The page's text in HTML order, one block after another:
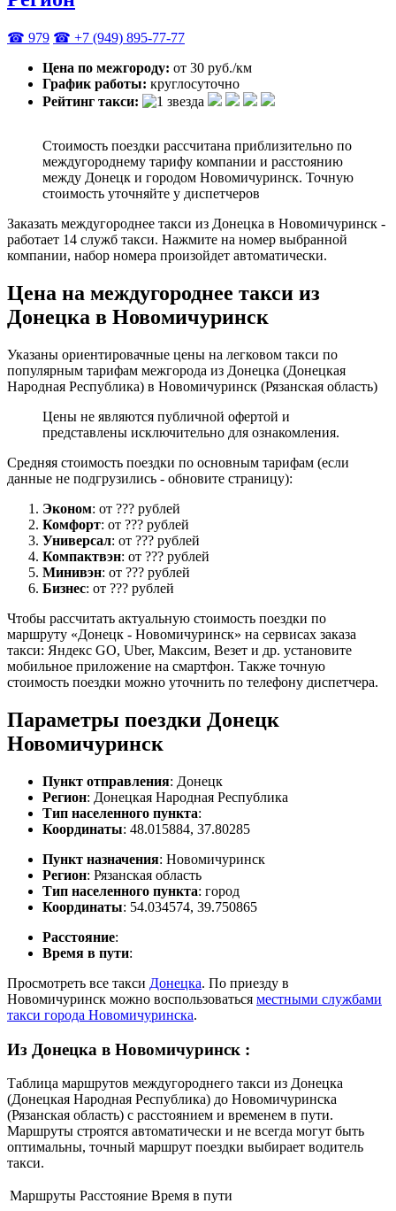
☎ 979 ☎ +7 (949) 895-77-77
Цена по межгороду: от 30 руб./км
График работы: круглосуточно
Рейтинг такси:
Стоимость поездки рассчитана приблизительно по
междугороднему тарифу компании и расстоянию
между Донецк и городом Новомичуринск. Точную
стоимость уточняйте у диспетчеров
Заказать междугороднее такси из Донецка в Новомичуринск -
работает 14 служб такси. Нажмите на номер выбранной
компании, набор номера произойдет автоматически.
Цена на междугороднее такси из
Донецка в Новомичуринск
Указаны ориентировачные цены на легковом такси по
популярным тарифам межгорода из Донецка (Донецкая
Народная Республика) в Новомичуринск (Рязанская область)
Цены не являются публичной офертой и
представлены исключительно для ознакомления.
Средняя стоимость поездки по основным тарифам (если
данные не подгрузились - обновите страницу):
Эконом: от ??? рублей
Комфорт: от ??? рублей
Универсал: от ??? рублей
Компактвэн: от ??? рублей
Минивэн: от ??? рублей
Бизнес: от ??? рублей
Чтобы рассчитать актуальную стоимость поездки по
маршруту «Донецк - Новомичуринск» на сервисах заказа
такси: Яндекс GO, Uber, Максим, Везет и др. установите
мобильное приложение на смартфон. Также точную
стоимость поездки можно уточнить по телефону диспетчера.
Параметры поездки Донецк
Новомичуринск
Пункт отправления: Донецк
Регион: Донецкая Народная Республика
Тип населенного пункта:
Координаты: 48.015884, 37.80285
Пункт назначения: Новомичуринск
Регион: Рязанская область
Тип населенного пункта: город
Координаты: 54.034574, 39.750865
Расстояние:
Время в пути:
Просмотреть все такси Донецка. По приезду в
Новомичуринск можно воспользоваться местными службами
такси города Новомичуринска.
Из Донецка в Новомичуринск :
Таблица маршрутов междугороднего такси из Донецка
(Донецкая Народная Республика) до Новомичуринска
(Рязанская область) с расстоянием и временем в пути.
Маршруты строятся автоматически и не всегда могут быть
оптимальны, точный маршрут поездки выбирает водитель
такси.
Маршруты Расстояние Время в пути